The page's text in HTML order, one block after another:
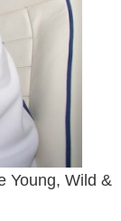
Young, Wild &